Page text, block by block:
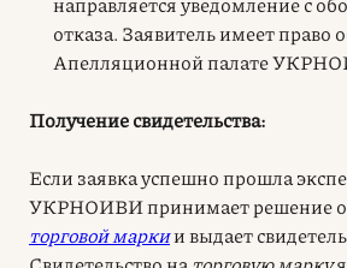
отказа. Заявитель имеет право
Апелляционной палате
Получение свидетельства:
Если заявка успешно прошла
УКРНОИВИ принимает решение о
торговой маркии выдает